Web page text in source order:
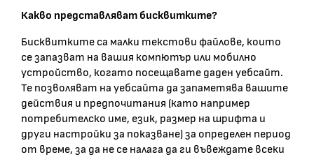
Какво представляват бисквитките?
Бисквитките са малки текстови файлове, които
се запазват на вашия компютър или мобилно
устройство, когато посещавате даден уебсайт.
Те позволяват на уебсайта да запаметява вашите
действия и предпочитания (като например
потребителско име, език, размер на шрифта и
други настройки за показване) за определен период
от време, за да не се налага да ги въвеждате всеки